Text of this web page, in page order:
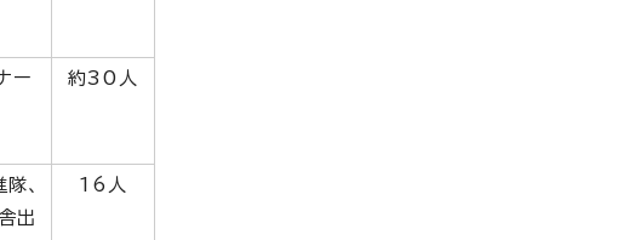
ー
約30人
、
出
16人